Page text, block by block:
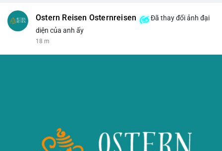
Ostern Reisen Osternreisen
Đã thay đổi ảnh đại
diện của anh ấy
18 m